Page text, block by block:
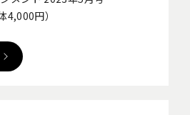
4,000円）